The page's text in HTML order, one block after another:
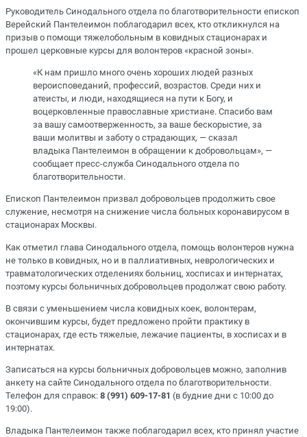
Руководитель Синодального отдела по благотворительности епископ
Верейский Пантелеимон поблагодарил всех, кто откликнулся на
призыв о помощи тяжелобольным в ковидных стационарах и
прошел церковные курсы для волонтеров «красной зоны».
«К нам пришло много очень хороших людей разных
вероисповеданий, профессий, возрастов. Среди них и
атеисты, и люди, находящиеся на пути к Богу, и
воцерковленные православные христиане. Спасибо вам
за вашу самоотверженность, за ваше бескорыстие, за
ваши молитвы и заботу о страдающих, — сказал
владыка Пантелеимон в обращении к добровольцам», —
сообщает пресс-служба Синодального отдела по
благотворительности.
Епископ Пантелеимон призвал добровольцев продолжить свое
служение, несмотря на снижение числа больных коронавирусом в
стационарах Москвы.
Как отметил глава Синодального отдела, помощь волонтеров нужна
не только в ковидных, но и в паллиативных, неврологических и
травматологических отделениях больниц, хосписах и интернатах,
поэтому курсы больничных добровольцев продолжат свою работу.
В связи с уменьшением числа ковидных коек, волонтерам,
окончившим курсы, будет предложено пройти практику в
стационарах, где есть тяжелые, лежачие пациенты, в хосписах и в
интернатах.
Записаться на курсы больничных добровольцев можно, заполнив
анкету на сайте Синодального отдела по благотворительности.
Телефон для справок: 8 (991) 609-17-81 (в будние дни с 10:00 до
19:00).
Владыка Пантелеимон также поблагодарил всех, кто принял участие